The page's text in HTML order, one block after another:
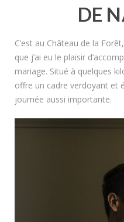
DE
C’est au Château de la
que j’ai eu le plaisir
mariage. Situé à quelques
offre un cadre verdoyant et
journée aussi importante.